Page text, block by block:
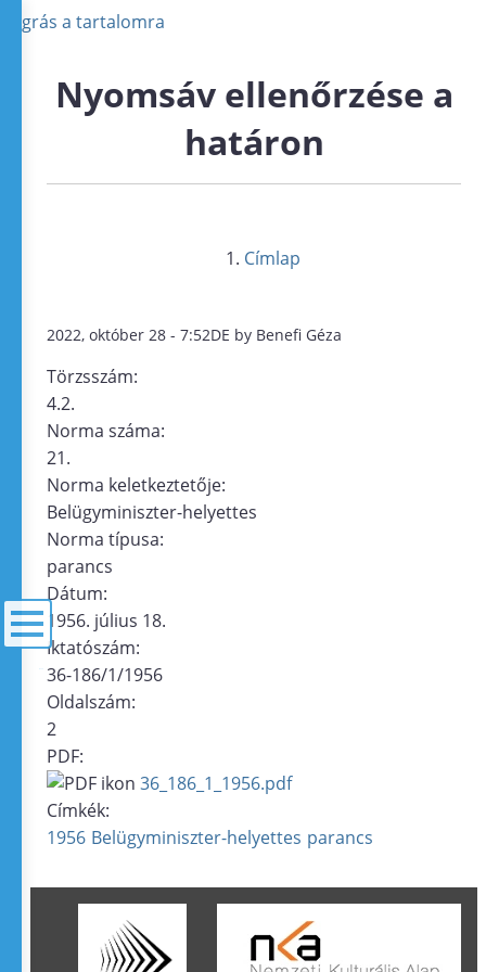
Ugrás a tartalomra
Nyomsáv ellenőrzése a
határon
Címlap
2022, október 28 - 7:52DE by Benefi Géza
Törzsszám:
4.2.
Norma száma:
21.
Norma keletkeztetője:
Belügyminiszter-helyettes
Norma típusa:
parancs
Dátum:
1956. július 18.
Iktatószám:
36-186/1/1956
Oldalszám:
2
PDF:
36_186_1_1956.pdf
Címkék:
1956 Belügyminiszter-helyettes parancs